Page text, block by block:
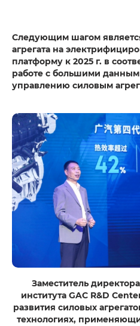
Следующим шагом
агрегата на
платформу к 2025 г. в
работе с большими
управлению силовым
Заместитель
института GAC R&D
развития силовых
технологиях,